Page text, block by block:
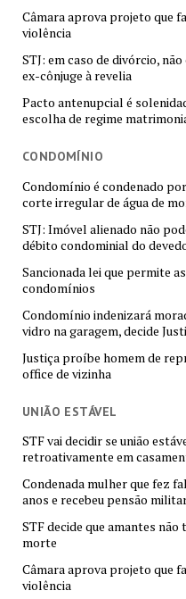
Câmara aprova projeto que
violência
STJ: em caso de divórcio,
ex-cônjuge à revelia
Pacto antenupcial é
escolha de regime
CONDOMÍNIO
Condomínio é condenado
corte irregular de água de
STJ: Imóvel alienado não
débito condominial do
Sancionada lei que permite
condomínios
Condomínio indenizará
vidro na garagem, decide
Justiça proíbe homem de
office de vizinha
UNIÃO ESTÁVEL
STF vai decidir se união
retroativamente em
Condenada mulher que fez
anos e recebeu pensão
STF decide que amantes
morte
Câmara aprova projeto que
violência